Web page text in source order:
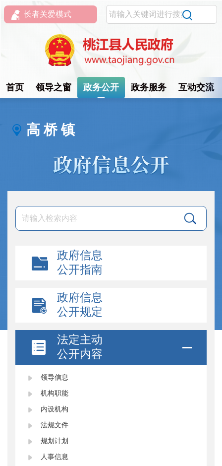
长者关爱模式
首页 领导之窗 政务公开 政务服务 互动交流
高 桥 镇
政府信息
公开指南
政府信息
公开规定
法定主动
公开内容
领导信息
机构职能
内设机构
法规文件
规划计划
人事信息